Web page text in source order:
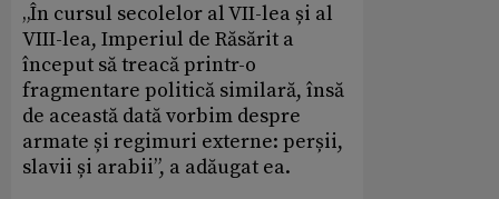
„În cursul secolelor al VII-lea și al
VIII-lea, Imperiul de Răsărit a
început să treacă printr-o
fragmentare politică similară, însă
de această dată vorbim despre
armate și regimuri externe: perșii,
slavii și arabii”, a adăugat ea.